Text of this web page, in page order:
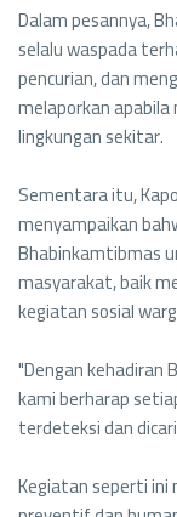
Dalam pesannya,
selalu waspada
pencurian, dan
melaporkan
lingkungan sekitar.
Sementara itu,
menyampaikan
Bhabinkamtibmas
masyarakat, baik
kegiatan sosial
"Dengan
kami berharap
terdeteksi dan
Kegiatan seperti